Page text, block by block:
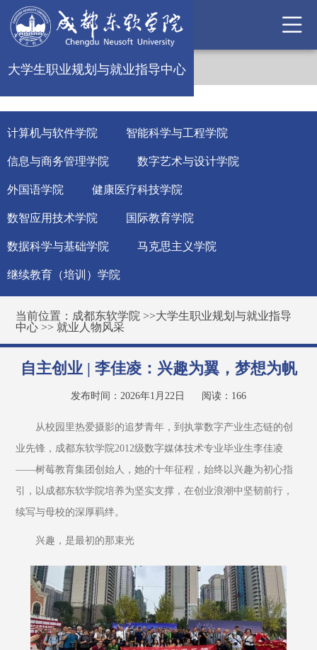
大学生职业规划与就业指导中心
计算机与软件学院 智能科学与工程学院
信息与商务管理学院 数字艺术与设计学院
外国语学院 健康医疗科技学院
数智应用技术学院 国际教育学院
数据科学与基础学院 马克思主义学院
继续教育（培训）学院
当前位置： 成都东软学院 >>大学生职业规划与就业指导
中心 >> 就业人物风采
自主创业 | 李佳凌：兴趣为翼，梦想为帆
发布时间：2026年1月22日 阅读： 166
从校园里热爱摄影的追梦青年，到执掌数字产业生态链的创
业先锋，成都东软学院2012级数字媒体技术专业毕业生李佳凌
——树莓教育集团创始人，她的十年征程，始终以兴趣为初心指
引，以成都东软学院培养为坚实支撑，在创业浪潮中坚韧前行，
续写与母校的深厚羁绊。
兴趣，是最初的那束光